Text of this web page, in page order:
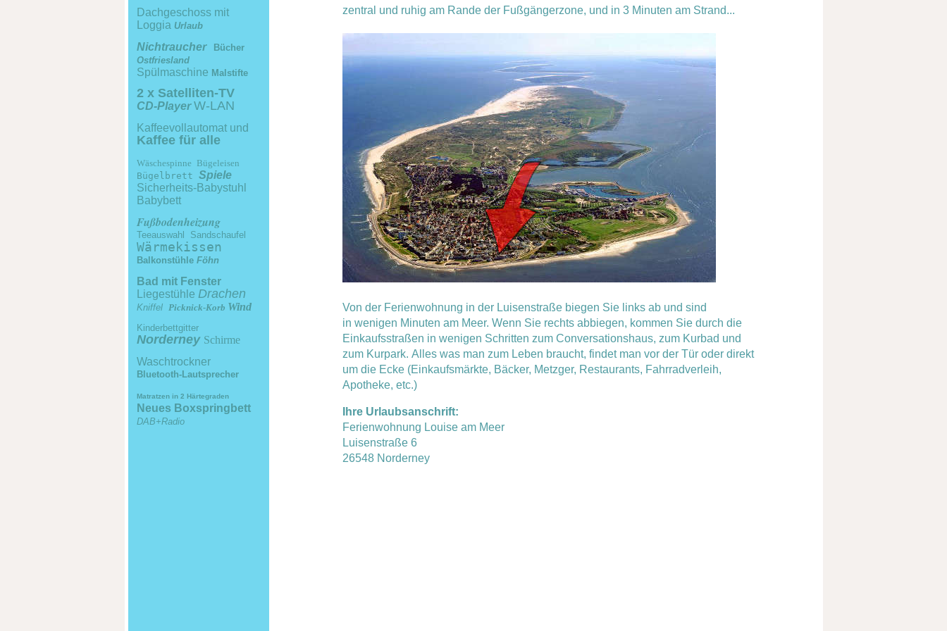
zentral und ruhig am Rande der Fußgängerzone, und in 3 Minuten am Strand...
Von der Ferienwohnung in der Luisenstraße biegen Sie links ab und sind
in wenigen Minuten am Meer. Wenn Sie rechts abbiegen, kommen Sie durch die
Einkaufsstraßen in wenigen Schritten zum Conversationshaus, zum Kurbad und
zum Kurpark. Alles was man zum Leben braucht, findet man vor der Tür oder direkt
um die Ecke (Einkaufsmärkte, Bäcker, Metzger, Restaurants, Fahrradverleih,
Apotheke, etc.)
Ihre Urlaubsanschrift:
Ferienwohnung Louise am Meer
Luisenstraße 6
26548 Norderney
Dachgeschoss mit
Loggia Urlaub
Nichtraucher
Bücher
Ostfriesland
Spülmaschine Malstifte
2 x Satelliten-TV
CD-PlayerW-LAN
Kaffeevollautomat und
Kaffee für alle
Wäschespinne Bügeleisen
Bügelbrett Spiele
Sicherheits-Babystuhl
Babybett
Fußbodenheizung
Teeauswahl Sandschaufel
Wärmekissen
Balkonstühle Föhn
Bad mit Fenster
Liegestühle Drachen
Kniffel Picknick-Korb Wind
Kinderbettgitter
Norderney Schirme
Waschtrockner
Bluetooth-Lautsprecher
Matratzen in 2 Härtegraden
Neues Boxspringbett
DAB+Radio